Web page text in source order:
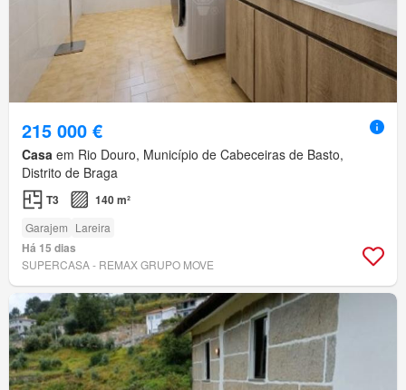
215 000 €
Casa em Rio Douro, Município de Cabeceiras de Basto,
Distrito de Braga
T3 140 m²
Garajem Lareira
Há 15 dias
SUPERCASA - REMAX GRUPO MOVE